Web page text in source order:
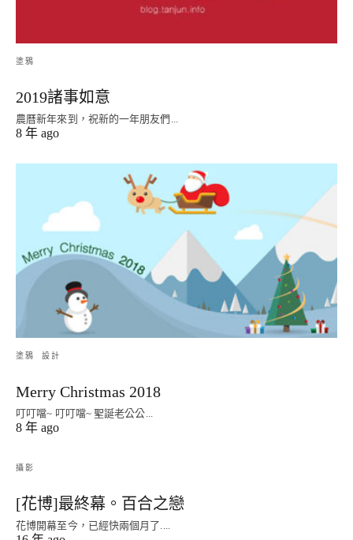
塗鴉
2019諸事如意
農曆新年來到，祝新的一年朋友們...
8 年 ago
塗鴉 設計
Merry Christmas 2018
叮叮噹~ 叮叮噹~ 聖誕老公公...
8 年 ago
攝影
[花博]最終幕。百合之戀
花博開幕至今，已經快兩個月了....